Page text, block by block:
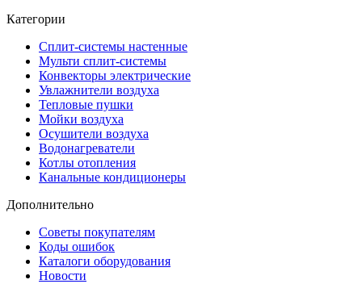
Категории
Сплит-системы настенные
Мульти сплит-системы
Конвекторы электрические
Увлажнители воздуха
Тепловые пушки
Мойки воздуха
Осушители воздуха
Водонагреватели
Котлы отопления
Канальные кондиционеры
Дополнительно
Советы покупателям
Коды ошибок
Каталоги оборудования
Новости